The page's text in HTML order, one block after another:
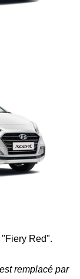
Red".
remplacé par